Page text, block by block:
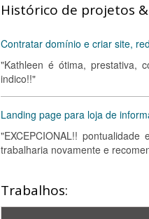
Histórico de projetos &
Contratar domínio e criar site,
"Kathleen é ótima, prestativa,
indico!!"
Landing page para loja de
"EXCEPCIONAL!!
trabalharia novamente e
Trabalhos: